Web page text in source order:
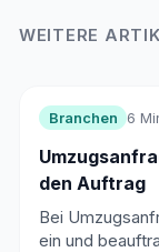
WEITERE
Branchen 6
den Auftrag
Bei
ein und